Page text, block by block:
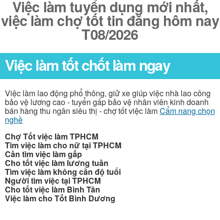
Việc làm tuyển dụng mới nhất,
việc làm chợ tốt tin đăng hôm nay
T08/2026
Việc làm tốt chốt làm ngay
Việc làm lao động phổ thông, giử xe giúp việc nhà lao công
bảo vệ lương cao - tuyển gấp bảo vệ nhân viên kinh doanh
bán hàng thu ngân siêu thị - chợ tốt việc làmCẩm nang chọn
nghề
Chợ Tốt việc làm TPHCM
Tìm việc làm cho nữ tại TPHCM
Cần tìm việc làm gấp
Cho tốt việc làm lương tuần
Tìm việc làm không cần độ tuổi
Người tìm việc tại TPHCM
Cho tốt việc làm Bình Tân
Việc làm cho Tốt Bình Dương